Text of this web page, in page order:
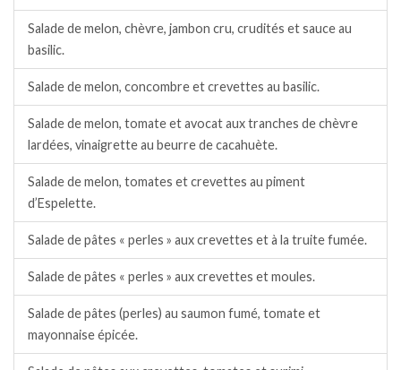
Salade de melon, chèvre, jambon cru, crudités et sauce au
basilic.
Salade de melon, concombre et crevettes au basilic.
Salade de melon, tomate et avocat aux tranches de chèvre
lardées, vinaigrette au beurre de cacahuète.
Salade de melon, tomates et crevettes au piment
d’Espelette.
Salade de pâtes « perles » aux crevettes et à la truite fumée.
Salade de pâtes « perles » aux crevettes et moules.
Salade de pâtes (perles) au saumon fumé, tomate et
mayonnaise épicée.